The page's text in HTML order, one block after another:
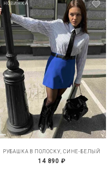
НОВИНКА
РУБАШКА В ПОЛОСКУ, СИНЕ-БЕЛЫЙ
14 890 ₽